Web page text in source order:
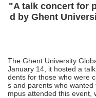
"A talk concert for
d by Ghent
The Ghent University
January 14, it hosted a
dents for those who were
s and parents who
mpus attended this event,